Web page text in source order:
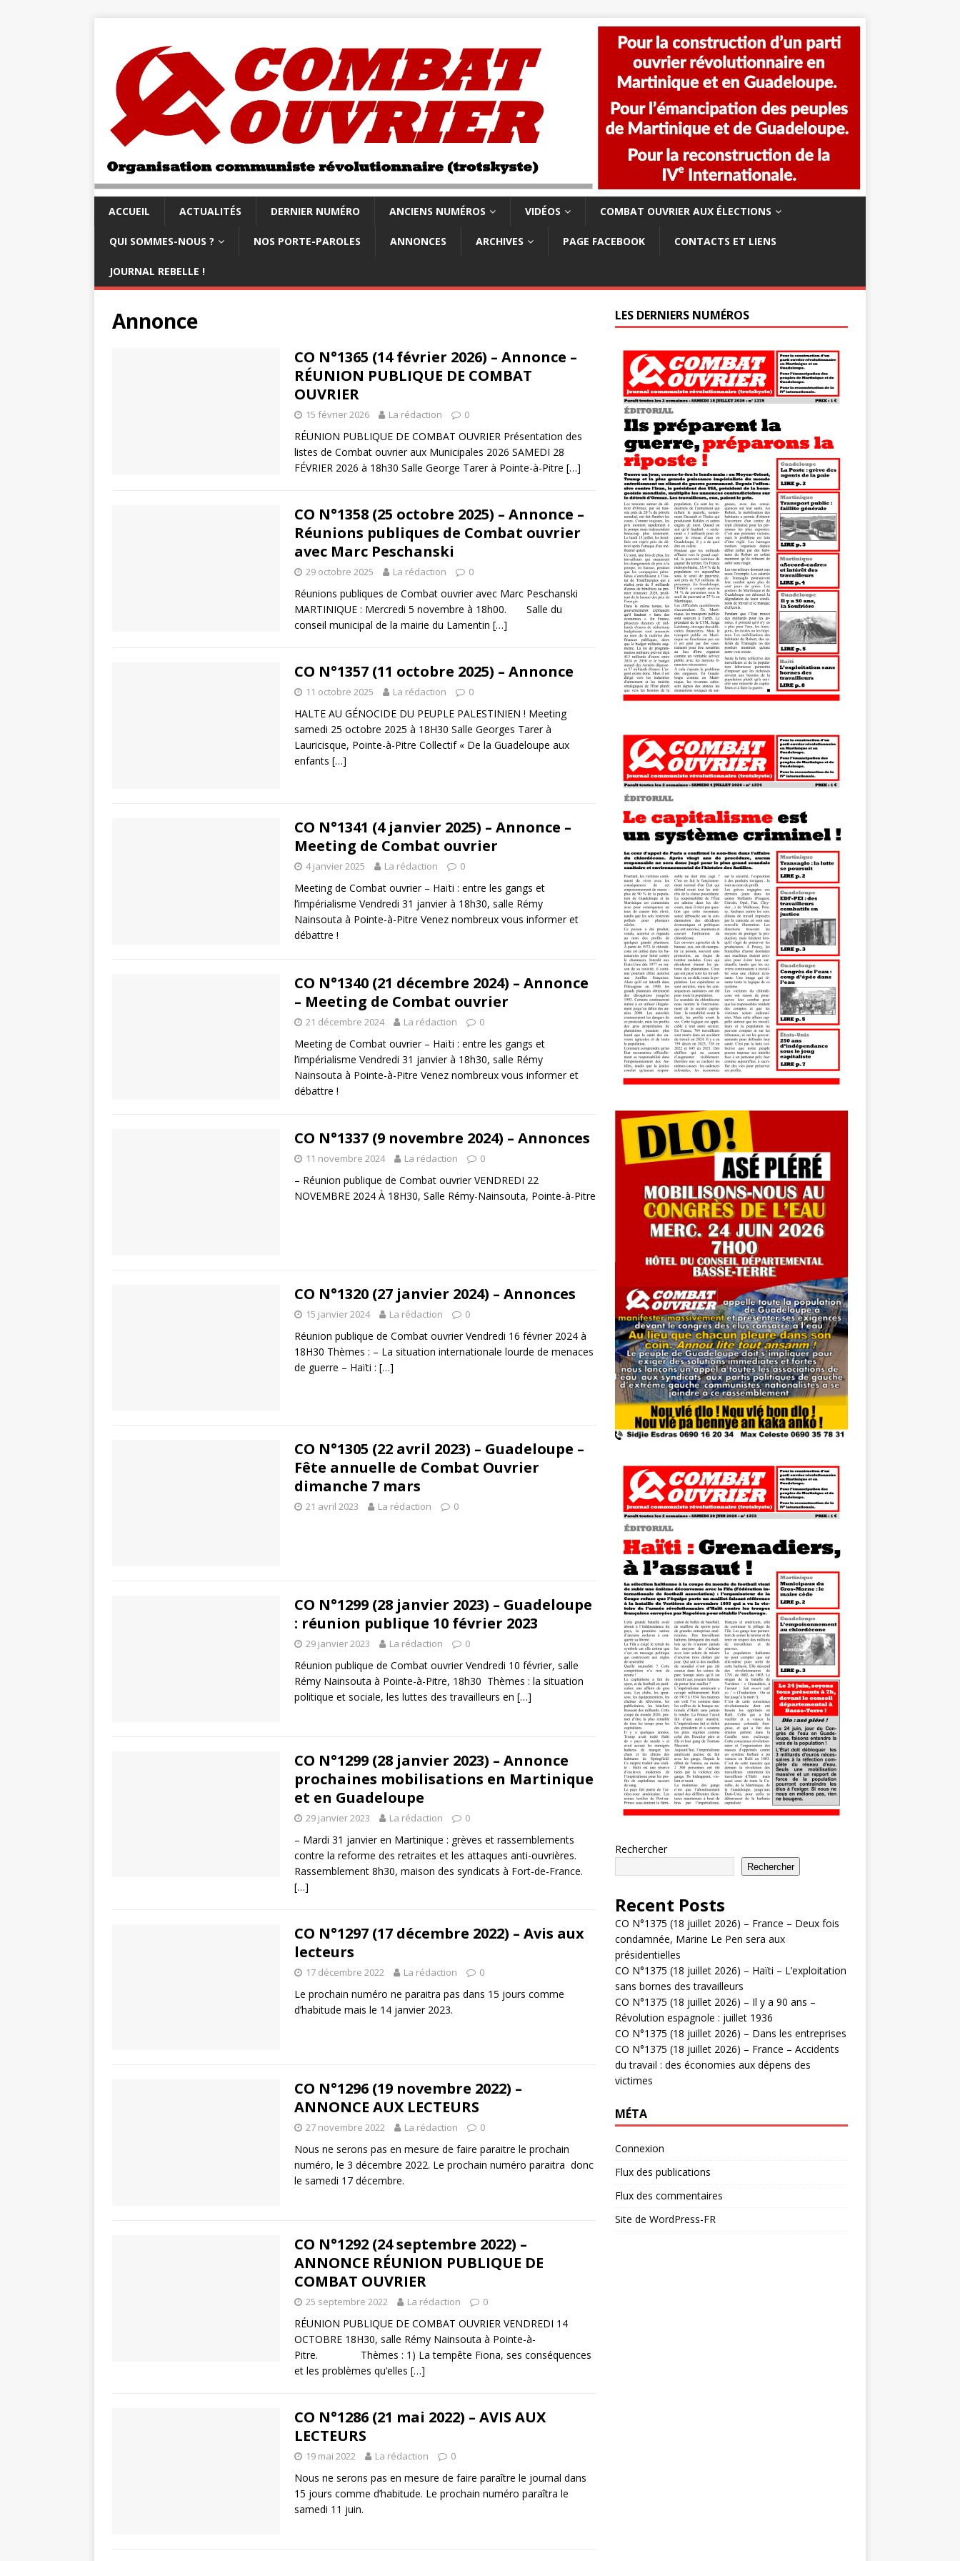
ACCUEIL ACTUALITÉS DERNIER NUMÉRO ANCIENS NUMÉROS VIDÉOS COMBAT OUVRIER AUX ÉLECTIONS
QUI SOMMES-NOUS ? NOS PORTE-PAROLES ANNONCES ARCHIVES PAGE FACEBOOK CONTACTS ET LIENS
JOURNAL REBELLE !
Annonce
CO N°1365 (14 février 2026) – Annonce –
RÉUNION PUBLIQUE DE COMBAT
OUVRIER
15 février 2026 La rédaction 0
RÉUNION PUBLIQUE DE COMBAT OUVRIER Présentation des
listes de Combat ouvrier aux Municipales 2026 SAMEDI 28
FÉVRIER 2026 à 18h30 Salle George Tarer à Pointe-à-Pitre […]
CO N°1358 (25 octobre 2025) – Annonce –
Réunions publiques de Combat ouvrier
avec Marc Peschanski
29 octobre 2025 La rédaction 0
Réunions publiques de Combat ouvrier avec Marc Peschanski
MARTINIQUE : Mercredi 5 novembre à 18h00. Salle du
conseil municipal de la mairie du Lamentin […]
CO N°1357 (11 octobre 2025) – Annonce
11 octobre 2025 La rédaction 0
HALTE AU GÉNOCIDE DU PEUPLE PALESTINIEN ! Meeting
samedi 25 octobre 2025 à 18H30 Salle Georges Tarer à
Lauricisque, Pointe-à-Pitre Collectif « De la Guadeloupe aux
enfants […]
CO N°1341 (4 janvier 2025) – Annonce –
Meeting de Combat ouvrier
4 janvier 2025 La rédaction 0
Meeting de Combat ouvrier – Haïti : entre les gangs et
l’impérialisme Vendredi 31 janvier à 18h30, salle Rémy
Nainsouta à Pointe-à-Pitre Venez nombreux vous informer et
débattre !
CO N°1340 (21 décembre 2024) – Annonce
– Meeting de Combat ouvrier
21 décembre 2024 La rédaction 0
Meeting de Combat ouvrier – Haïti : entre les gangs et
l’impérialisme Vendredi 31 janvier à 18h30, salle Rémy
Nainsouta à Pointe-à-Pitre Venez nombreux vous informer et
débattre !
CO N°1337 (9 novembre 2024) – Annonces
11 novembre 2024 La rédaction 0
– Réunion publique de Combat ouvrier VENDREDI 22
NOVEMBRE 2024 À 18H30, Salle Rémy-Nainsouta, Pointe-à-Pitre
CO N°1320 (27 janvier 2024) – Annonces
15 janvier 2024 La rédaction 0
Réunion publique de Combat ouvrier Vendredi 16 février 2024 à
18H30 Thèmes : – La situation internationale lourde de menaces
de guerre – Haïti : […]
CO N°1305 (22 avril 2023) – Guadeloupe –
Fête annuelle de Combat Ouvrier
dimanche 7 mars
21 avril 2023 La rédaction 0
CO N°1299 (28 janvier 2023) – Guadeloupe
: réunion publique 10 février 2023
29 janvier 2023 La rédaction 0
Réunion publique de Combat ouvrier Vendredi 10 février, salle
Rémy Nainsouta à Pointe-à-Pitre, 18h30 Thèmes : la situation
politique et sociale, les luttes des travailleurs en […]
CO N°1299 (28 janvier 2023) – Annonce
prochaines mobilisations en Martinique
et en Guadeloupe
29 janvier 2023 La rédaction 0
– Mardi 31 janvier en Martinique : grèves et rassemblements
contre la reforme des retraites et les attaques anti-ouvrières.
Rassemblement 8h30, maison des syndicats à Fort-de-France.
[…]
CO N°1297 (17 décembre 2022) – Avis aux
lecteurs
17 décembre 2022 La rédaction 0
Le prochain numéro ne paraitra pas dans 15 jours comme
d’habitude mais le 14 janvier 2023.
CO N°1296 (19 novembre 2022) –
ANNONCE AUX LECTEURS
27 novembre 2022 La rédaction 0
Nous ne serons pas en mesure de faire paraitre le prochain
numéro, le 3 décembre 2022. Le prochain numéro paraitra donc
le samedi 17 décembre.
CO N°1292 (24 septembre 2022) –
ANNONCE RÉUNION PUBLIQUE DE
COMBAT OUVRIER
25 septembre 2022 La rédaction 0
RÉUNION PUBLIQUE DE COMBAT OUVRIER VENDREDI 14
OCTOBRE 18H30, salle Rémy Nainsouta à Pointe-à-
Pitre. Thèmes : 1) La tempête Fiona, ses conséquences
et les problèmes qu’elles […]
CO N°1286 (21 mai 2022) – AVIS AUX
LECTEURS
19 mai 2022 La rédaction 0
Nous ne serons pas en mesure de faire paraître le journal dans
15 jours comme d’habitude. Le prochain numéro paraîtra le
samedi 11 juin.
LES DERNIERS NUMÉROS
Rechercher
Rechercher
Recent Posts
CO N°1375 (18 juillet 2026) – France – Deux fois
condamnée, Marine Le Pen sera aux
présidentielles
CO N°1375 (18 juillet 2026) – Haïti – L’exploitation
sans bornes des travailleurs
CO N°1375 (18 juillet 2026) – Il y a 90 ans –
Révolution espagnole : juillet 1936
CO N°1375 (18 juillet 2026) – Dans les entreprises
CO N°1375 (18 juillet 2026) – France – Accidents
du travail : des économies aux dépens des
victimes
MÉTA
Connexion
Flux des publications
Flux des commentaires
Site de WordPress-FR